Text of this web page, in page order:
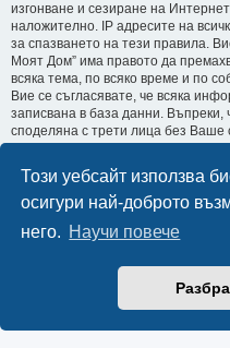
Този уебсайт използва
осигури най-доброто
него. Научи повече
изгонване и сезиране на
наложително. IP адресите на
за спазването на тези правила.
Моят Дом” има правото да
всяка тема, по всяко време и по
Вие се съгласявате, че всяка
записвана в база данни.
споделяна с трети лица без
или phpBB не могат да бъдат
могат да доведат до
Мисия Моят Дом Начало